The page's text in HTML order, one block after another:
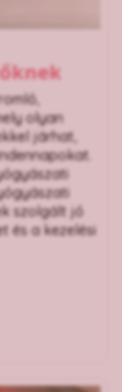
olyan
járhat,
szolgált jó
és a kezelési